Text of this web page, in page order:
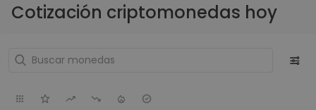
Cotización criptomonedas hoy